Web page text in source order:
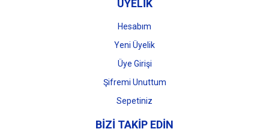
ÜYELİK
Hesabım
Yeni Üyelik
Üye Girişi
Şifremi Unuttum
Sepetiniz
BİZİ TAKİP EDİN